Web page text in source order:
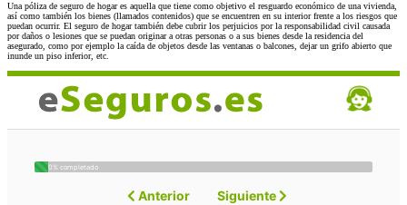
Una póliza de seguro de hogar es aquella que tiene como objetivo el resguardo económico de una vivienda,
así como también los bienes (llamados contenidos) que se encuentren en su interior frente a los riesgos que
puedan ocurrir. El seguro de hogar también debe cubrir los perjuicios por la responsabilidad civil causada
por daños o lesiones que se puedan originar a otras personas o a sus bienes desde la residencia del
asegurado, como por ejemplo la caída de objetos desde las ventanas o balcones, dejar un grifo abierto que
inunde un piso inferior, etc.
Anterior
0% completado
Siguiente